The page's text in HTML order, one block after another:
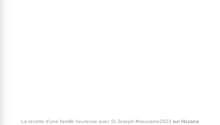
La recette d'une famille heureuse avec St Joseph #neuvaine2023 sur Hozana